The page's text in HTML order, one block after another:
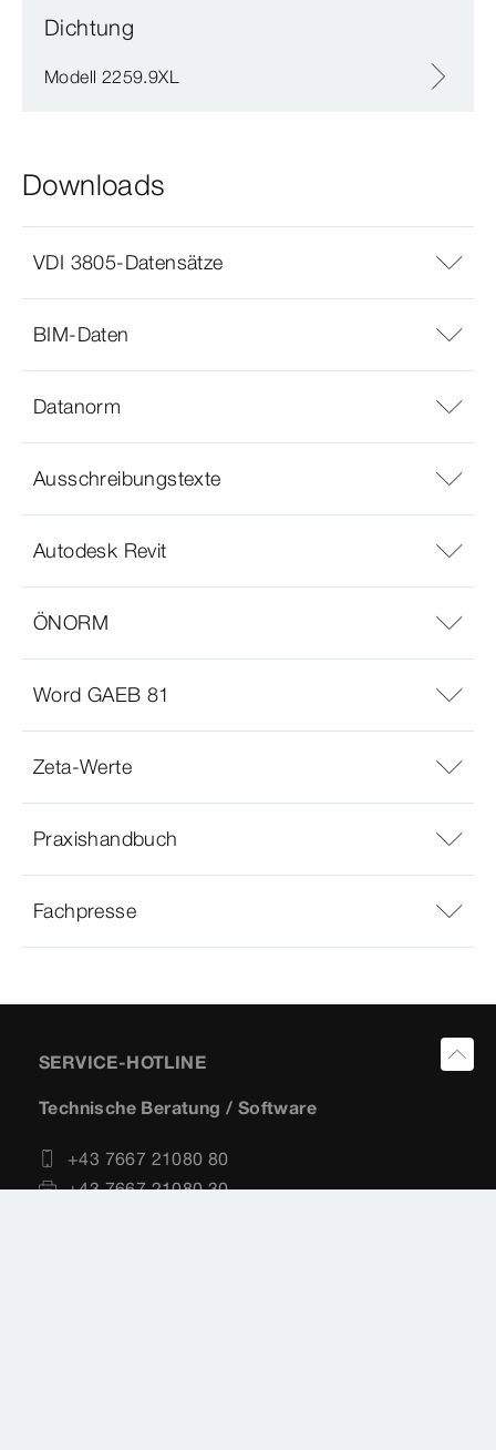
Dichtung
Modell 2259.9XL
Downloads
VDI 3805-Datensätze
BIM-Daten
Datanorm
Ausschreibungstexte
Autodesk Revit
ÖNORM
Word GAEB 81
Zeta-Werte
Praxishandbuch
Fachpresse
SERVICE-HOTLINE
Technische Beratung / Software
+43 7667 21080 80
+43 7667 21080 30